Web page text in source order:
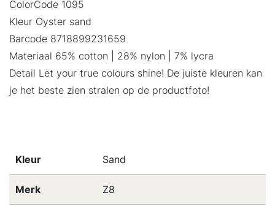
ColorCode 1095
Kleur Oyster sand
Barcode 8718899231659
Materiaal 65% cotton | 28% nylon | 7% lycra
Detail Let your true colours shine! De juiste kleuren kan
je het beste zien stralen op de productfoto!
Kleur Sand
Merk Z8